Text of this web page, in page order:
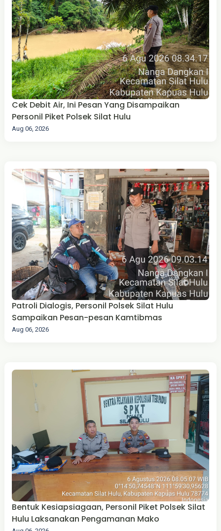
Cek Debit Air, Ini Pesan Yang Disampaikan
Personil Piket Polsek Silat Hulu
Aug 06, 2026
Patroli Dialogis, Personil Polsek Silat Hulu
Sampaikan Pesan-pesan Kamtibmas
Aug 06, 2026
Bentuk Kesiapsiagaan, Personil Piket Polsek Silat
Hulu Laksanakan Pengamanan Mako